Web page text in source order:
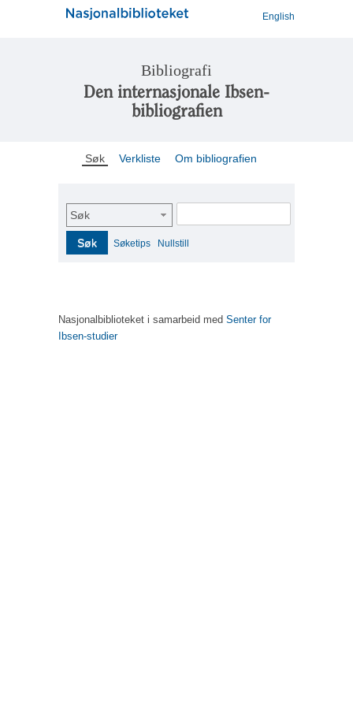
English
Bibliografi
Den internasjonale Ibsen-
bibliografien
Søk Verkliste Om bibliografien
Søk
Søk Søketips Nullstill
Nasjonalbiblioteket i samarbeid med Senter for
Ibsen-studier